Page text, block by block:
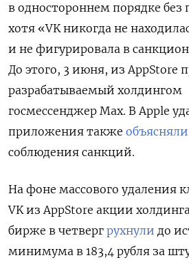
в одностороннем порядке
хотя «VK никогда не
и не фигурировала в
До этого, 3 июня, из AppStore
разрабатываемый холдингом
госмессенджер Max. В Apple
приложения также объясняли
соблюдения санкций.
На фоне массового удаления
VK из AppStore акции
бирже в четверг рухнули до
минимума в 183,4 рубля за